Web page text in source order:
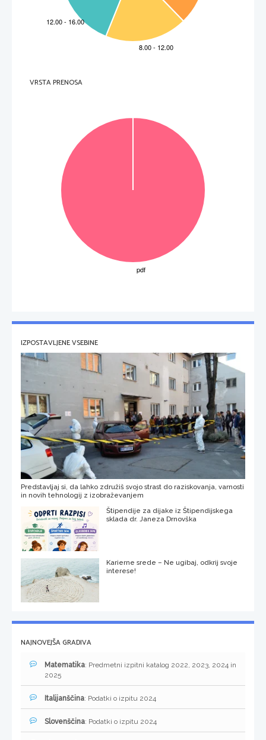
V sivo polje ne pišite
V sivo polje ne pišite
VRSTA PRENOSA
IZPOSTAVLJENE VSEBINE
Predstavljaj si, da lahko združiš svojo strast do raziskovanja, varnosti
in novih tehnologij z izobraževanjem
Štipendije za dijake iz Štipendijskega
sklada dr. Janeza Drnovška
Karierne srede – Ne ugibaj, odkrij svoje
interese!
NAJNOVEJŠA GRADIVA
Matematika: Predmetni izpitni katalog 2022, 2023, 2024 in
2025
Italijanščina: Podatki o izpitu 2024
Slovenščina: Podatki o izpitu 2024